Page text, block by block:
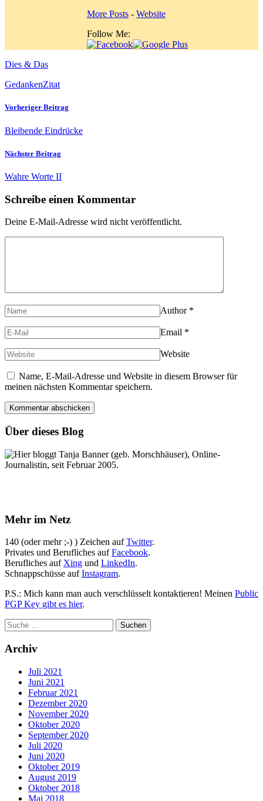
More Posts - Website
Follow Me:
Dies & Das
GedankenZitat
Vorheriger Beitrag
Bleibende Eindrücke
Nächster Beitrag
Wahre Worte II
Schreibe einen Kommentar
Deine E-Mail-Adresse wird nicht veröffentlicht.
Author *
Email *
Website
Name, E-Mail-Adresse und Website in diesem Browser für
meinen nächsten Kommentar speichern.
Über dieses Blog
Hier bloggt Tanja Banner (geb. Morschhäuser), Online-
Journalistin, seit Februar 2005.
Mehr im Netz
140 (oder mehr ;-) ) Zeichen aufTwitter.
Privates und Berufliches aufFacebook.
Berufliches auf Xing und LinkedIn.
Schnappschüsse aufInstagram.
P.S.: Mich kann man auch verschlüsselt kontaktieren! Meinen Public
PGP Key gibt es hier.
Archiv
Juli 2021
Juni 2021
Februar 2021
Dezember 2020
November 2020
Oktober 2020
September 2020
Juli 2020
Juni 2020
Oktober 2019
August 2019
Oktober 2018
Mai 2018